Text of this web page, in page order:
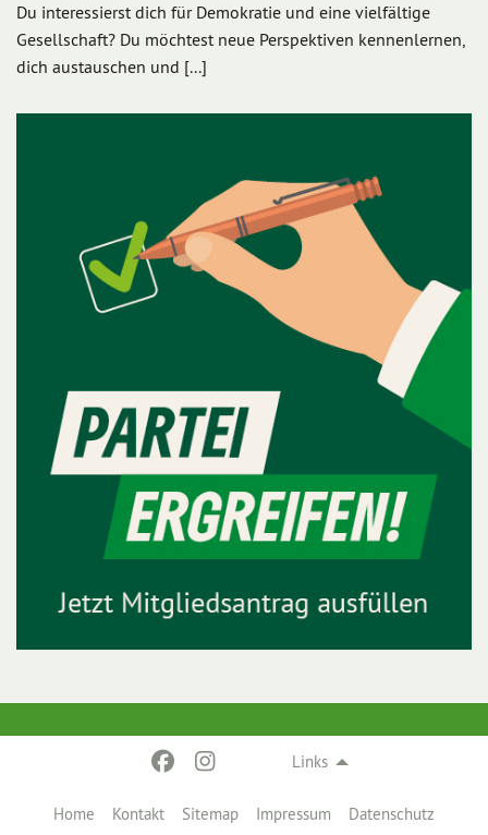
Links
Home Kontakt Sitemap Impressum Datenschutz
Du interessierst dich für Demokratie und eine vielfältige
Gesellschaft? Du möchtest neue Perspektiven kennenlernen,
dich austauschen und [...]